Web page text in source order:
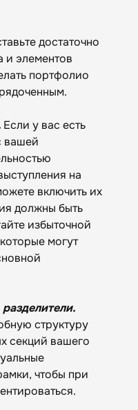
достаточно
и элементов
портфолио
Если у вас есть
вашей
на
включить их
должны быть
избыточной
могут
структуру
секций вашего
чтобы при